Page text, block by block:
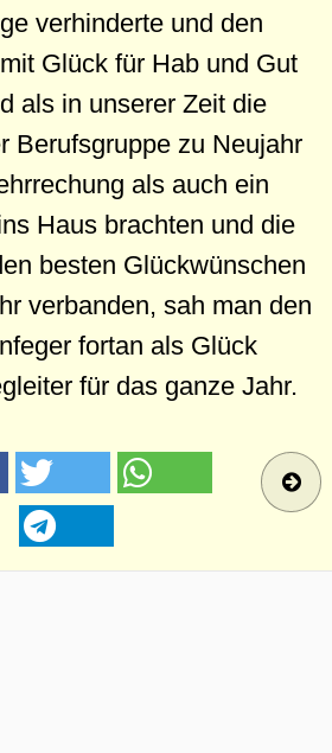
verhinderte und den
Glück für Hab und Gut
als in unserer Zeit die
Berufsgruppe zu Neujahr
als auch ein
Haus brachten und die
besten Glückwünschen
verbanden, sah man den
fortan als Glück
für das ganze Jahr.